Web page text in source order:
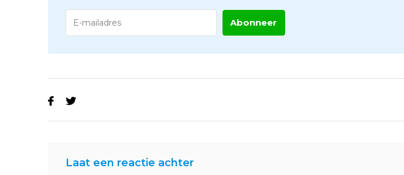
Abonneer
Laat een reactie achter